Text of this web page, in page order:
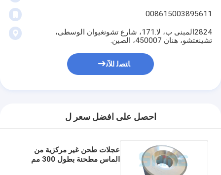
008615003895611
2824المبنى ب، لا.171، شارع تشونغيوان الوسطى،
تشينغتشو، هنان 450007، الصين.
ﺎﺘﺼﻟ ﺍﻶﻧ
احصل على افضل سعر ل
عجلات طحن غير مركزية من
الماس مطحنة بطول 300 مم